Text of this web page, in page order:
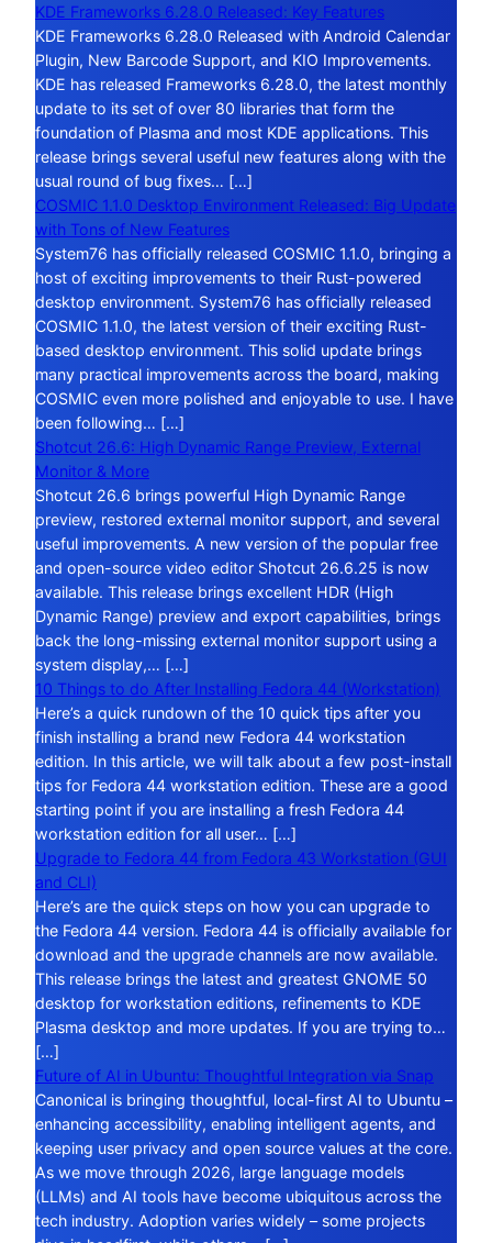
KDE Frameworks 6.28.0 Released: Key Features
KDE Frameworks 6.28.0 Released with Android Calendar
Plugin, New Barcode Support, and KIO Improvements.
KDE has released Frameworks 6.28.0, the latest monthly
update to its set of over 80 libraries that form the
foundation of Plasma and most KDE applications. This
release brings several useful new features along with the
usual round of bug fixes… […]
COSMIC 1.1.0 Desktop Environment Released: Big Update
with Tons of New Features
System76 has officially released COSMIC 1.1.0, bringing a
host of exciting improvements to their Rust-powered
desktop environment. System76 has officially released
COSMIC 1.1.0, the latest version of their exciting Rust-
based desktop environment. This solid update brings
many practical improvements across the board, making
COSMIC even more polished and enjoyable to use. I have
been following… […]
Shotcut 26.6: High Dynamic Range Preview, External
Monitor & More
Shotcut 26.6 brings powerful High Dynamic Range
preview, restored external monitor support, and several
useful improvements. A new version of the popular free
and open-source video editor Shotcut 26.6.25 is now
available. This release brings excellent HDR (High
Dynamic Range) preview and export capabilities, brings
back the long-missing external monitor support using a
system display,… […]
10 Things to do After Installing Fedora 44 (Workstation)
Here’s a quick rundown of the 10 quick tips after you
finish installing a brand new Fedora 44 workstation
edition. In this article, we will talk about a few post-install
tips for Fedora 44 workstation edition. These are a good
starting point if you are installing a fresh Fedora 44
workstation edition for all user… […]
Upgrade to Fedora 44 from Fedora 43 Workstation (GUI
and CLI)
Here’s are the quick steps on how you can upgrade to
the Fedora 44 version. Fedora 44 is officially available for
download and the upgrade channels are now available.
This release brings the latest and greatest GNOME 50
desktop for workstation editions, refinements to KDE
Plasma desktop and more updates. If you are trying to…
[…]
Future of AI in Ubuntu: Thoughtful Integration via Snap
Canonical is bringing thoughtful, local-first AI to Ubuntu –
enhancing accessibility, enabling intelligent agents, and
keeping user privacy and open source values at the core.
As we move through 2026, large language models
(LLMs) and AI tools have become ubiquitous across the
tech industry. Adoption varies widely – some projects